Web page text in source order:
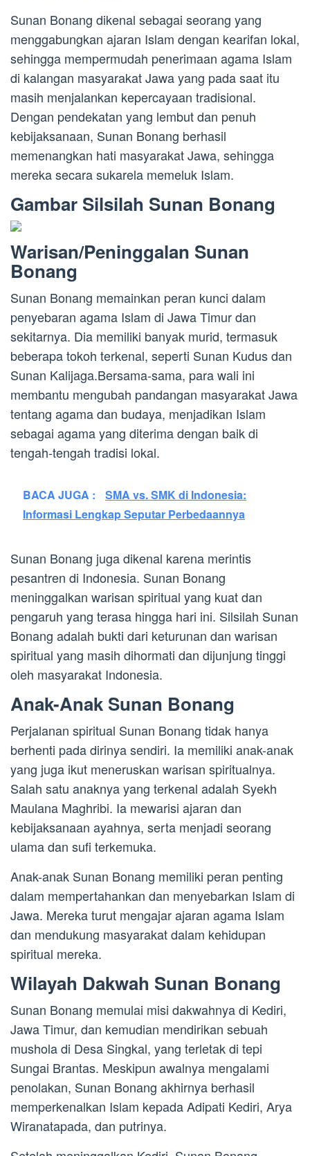
Sunan Bonang dikenal sebagai seorang yang
menggabungkan ajaran Islam dengan kearifan lokal,
sehingga mempermudah penerimaan agama Islam
di kalangan masyarakat Jawa yang pada saat itu
masih menjalankan kepercayaan tradisional.
Dengan pendekatan yang lembut dan penuh
kebijaksanaan, Sunan Bonang berhasil
memenangkan hati masyarakat Jawa, sehingga
mereka secara sukarela memeluk Islam.
Gambar Silsilah Sunan Bonang
Warisan/Peninggalan Sunan
Bonang
Sunan Bonang memainkan peran kunci dalam
penyebaran agama Islam di Jawa Timur dan
sekitarnya. Dia memiliki banyak murid, termasuk
beberapa tokoh terkenal, seperti Sunan Kudus dan
Sunan Kalijaga.Bersama-sama, para wali ini
membantu mengubah pandangan masyarakat Jawa
tentang agama dan budaya, menjadikan Islam
sebagai agama yang diterima dengan baik di
tengah-tengah tradisi lokal.
BACA JUGA :
SMA vs. SMK di Indonesia:
Informasi Lengkap Seputar Perbedaannya
Sunan Bonang juga dikenal karena merintis
pesantren di Indonesia. Sunan Bonang
meninggalkan warisan spiritual yang kuat dan
pengaruh yang terasa hingga hari ini. Silsilah Sunan
Bonang adalah bukti dari keturunan dan warisan
spiritual yang masih dihormati dan dijunjung tinggi
oleh masyarakat Indonesia.
Anak-Anak Sunan Bonang
Perjalanan spiritual Sunan Bonang tidak hanya
berhenti pada dirinya sendiri. Ia memiliki anak-anak
yang juga ikut meneruskan warisan spiritualnya.
Salah satu anaknya yang terkenal adalah Syekh
Maulana Maghribi. Ia mewarisi ajaran dan
kebijaksanaan ayahnya, serta menjadi seorang
ulama dan sufi terkemuka.
Anak-anak Sunan Bonang memiliki peran penting
dalam mempertahankan dan menyebarkan Islam di
Jawa. Mereka turut mengajar ajaran agama Islam
dan mendukung masyarakat dalam kehidupan
spiritual mereka.
Wilayah Dakwah Sunan Bonang
Sunan Bonang memulai misi dakwahnya di Kediri,
Jawa Timur, dan kemudian mendirikan sebuah
mushola di Desa Singkal, yang terletak di tepi
Sungai Brantas. Meskipun awalnya mengalami
penolakan, Sunan Bonang akhirnya berhasil
memperkenalkan Islam kepada Adipati Kediri, Arya
Wiranatapada, dan putrinya.